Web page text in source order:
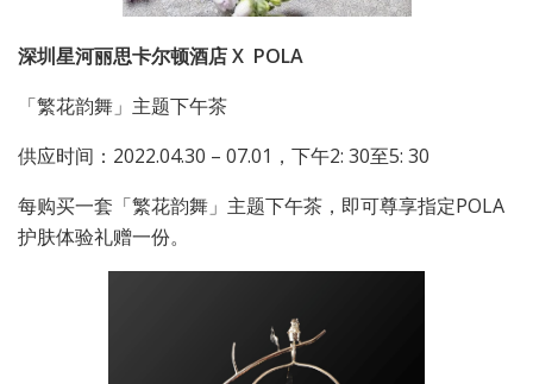
深圳星河丽思卡尔顿酒店X POLA
「繁花韵舞」主题下午茶
供应时间：2022.04.30 – 07.01，下午2: 30至5: 30
每购买一套「繁花韵舞」主题下午茶，即可尊享指定POLA
护肤体验礼赠一份。